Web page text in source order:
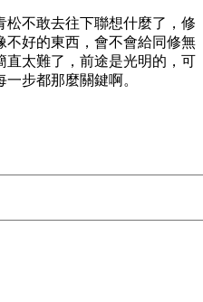
不敢去往下聯想什麼了，修
不好的東西，會不會給同修無
直太難了，前途是光明的，可
步都那麼關鍵啊。